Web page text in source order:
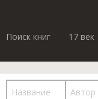
Поиск книг
17 век